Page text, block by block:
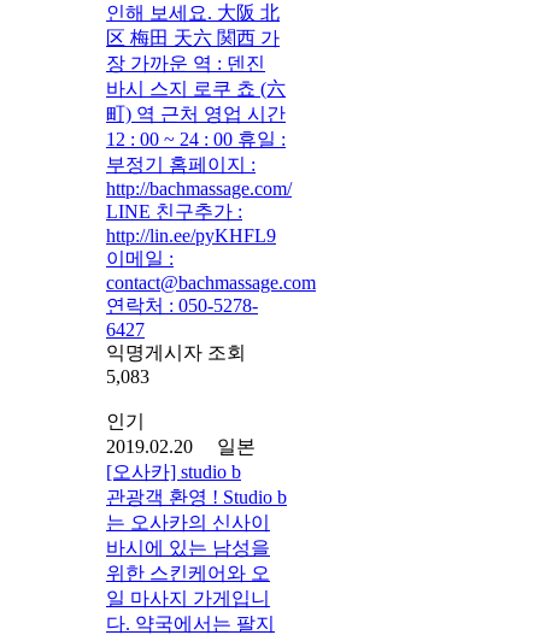
인해 보세요. 大阪 北
区 梅田 天六 関西 가
장 가까운 역 : 덴진
바시 스지 로쿠 쵸 (六
町) 역 근처 영업 시간
12 : 00 ~ 24 : 00 휴일 :
부정기 홈페이지 :
http://bachmassage.com/
LINE 친구추가 :
http://lin.ee/pyKHFL9
이메일 :
contact@bachmassage.com
연락처 : 050-5278-
6427
익명게시자 조회
5,083
인기
2019.02.20 일본
[오사카] studio b
관광객 환영 ! Studio b
는 오사카의 신사이
바시에 있는 남성을
위한 스킨케어와 오
일 마사지 가게입니
다. 약국에서는 팔지